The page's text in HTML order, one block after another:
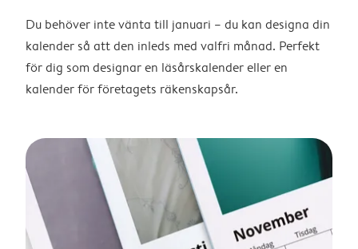
Du behöver inte vänta till januari – du kan designa din
kalender så att den inleds med valfri månad. Perfekt
för dig som designar en läsårskalender eller en
kalender för företagets räkenskapsår.